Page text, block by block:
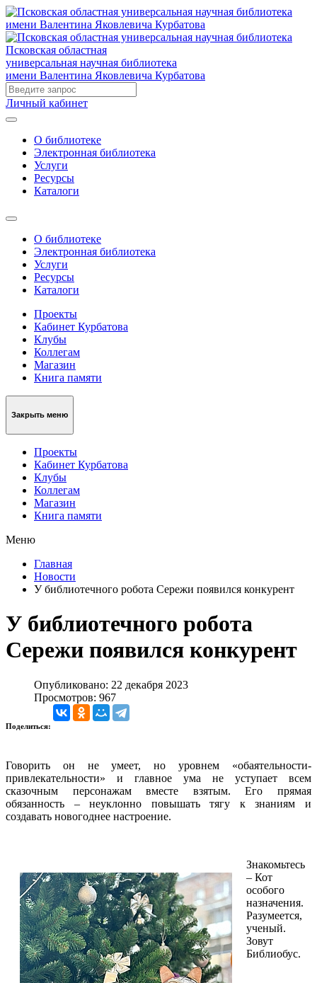
Псковская областная
универсальная научная библиотека
имени Валентина Яковлевича Курбатова
Личный кабинет
О библиотеке
Электронная библиотека
Услуги
Ресурсы
Каталоги
О библиотеке
Электронная библиотека
Услуги
Ресурсы
Каталоги
Проекты
Кабинет Курбатова
Клубы
Коллегам
Магазин
Книга памяти
Закрыть меню
Проекты
Кабинет Курбатова
Клубы
Коллегам
Магазин
Книга памяти
Меню
Главная
Новости
У библиотечного робота Сережи появился конкурент
У библиотечного робота
Сережи появился конкурент
Опубликовано: 22 декабря 2023
Просмотров: 967
Поделиться:
Говорить он не умеет, но уровнем «обаятельности-
привлекательности» и главное ума не уступает всем
сказочным персонажам вместе взятым. Его прямая
обязанность – неуклонно повышать тягу к знаниям и
создавать новогоднее настроение.
Знакомьтесь
– Кот
особого
назначения.
Разумеется,
ученый.
Зовут
Библиобус.